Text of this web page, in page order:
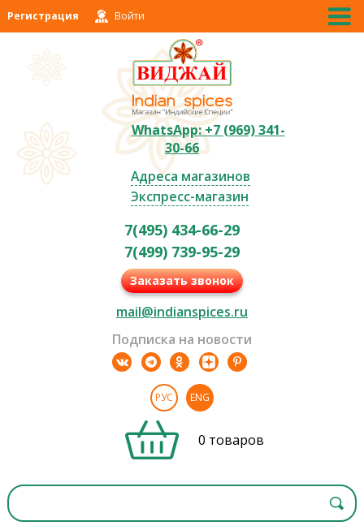
Регистрация Войти
WhatsApp: +7 (969) 341-
30-66
Адреса магазинов
Экспресс-магазин
7(495) 434-66-29
7(499) 739-95-29
Заказать звонок
mail@indianspices.ru
Подписка на новости
РУС ENG
0 товаров